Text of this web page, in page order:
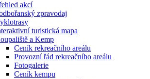
akcí
zpravodaj
turistická mapa
a Kemp
Ceník rekreačního areálu
Provozní řád rekreačního areálu
Fotogalerie
Ceník kempu